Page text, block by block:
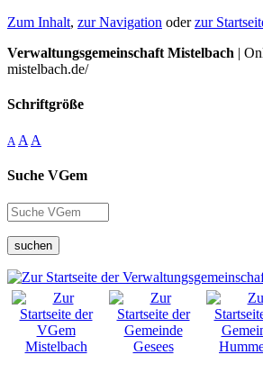
Zum Inhalt, zur Navigation oderzur
Verwaltungsgemeinschaft Mistelbach |
mistelbach.de/
Schriftgröße
A A A
Suche VGem
suchen